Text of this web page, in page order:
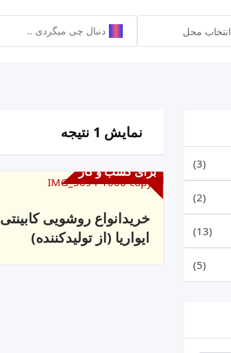
انتخاب محل
(3)
(2)
(13)
(5)
نمایش 1 نتیجه
برای کسب و کار
خریدانواع روشویی کابینتی
ایواریا (از تولیدکننده)